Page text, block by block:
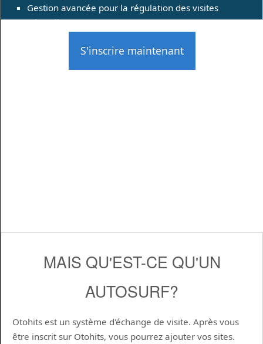
Gestion avancée pour la régulation des visites
(Throttling)
S'inscrire maintenant
MAIS QU'EST-CE QU'UN
AUTOSURF?
Otohits est un système d'échange de visite. Après vous
être inscrit sur Otohits, vous pourrez ajouter vos sites.